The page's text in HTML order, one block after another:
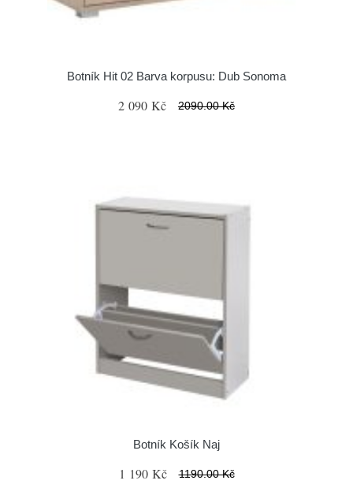
Botník Hit 02 Barva korpusu: Dub Sonoma
2 090 Kč 2090.00 Kč
Botník Košík Naj
1 190 Kč 1190.00 Kč